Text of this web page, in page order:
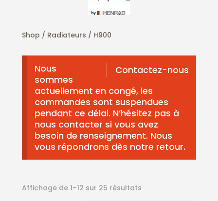
Shop / Radiateurs / H900
Contactez-nous
Nous
sommes
actuellement en congé, les
commandes sont suspendues
pendant ce délai. N’hésitez pas à
nous contacter si vous avez
besoin de renseignement. Nous
vous répondrons dès notre retour.
Affichage de 1–12 sur 25 résultats